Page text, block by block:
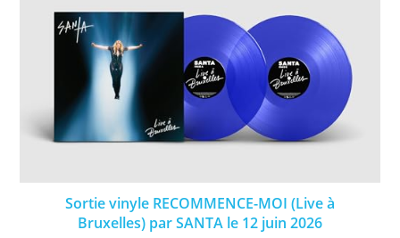
Sortie vinyle RECOMMENCE-MOI (Live à
Bruxelles) par SANTA le 12 juin 2026